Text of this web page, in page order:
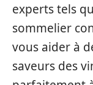
experts tels
sommelier
vous aider à
saveurs des